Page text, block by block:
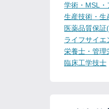
学術・MSL
生産技術・生
医薬品質保証
ライフサイエ
栄養士・管理
臨床工学技士